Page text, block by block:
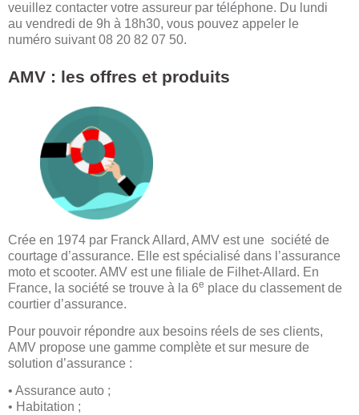
veuillez contacter votre assureur par téléphone. Du lundi
au vendredi de 9h à 18h30, vous pouvez appeler le
numéro suivant 08 20 82 07 50.
AMV : les offres et produits
Crée en 1974 par Franck Allard, AMV est une société de
courtage d’assurance. Elle est spécialisé dans l’assurance
moto et scooter. AMV est une filiale de Filhet-Allard. En
France, la société se trouve à la 6e place du classement de
courtier d’assurance.
Pour pouvoir répondre aux besoins réels de ses clients,
AMV propose une gamme complète et sur mesure de
solution d’assurance :
• Assurance auto ;
• Habitation ;